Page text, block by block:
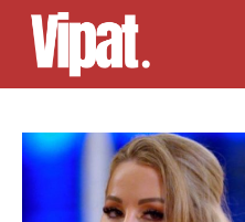
Skip
content